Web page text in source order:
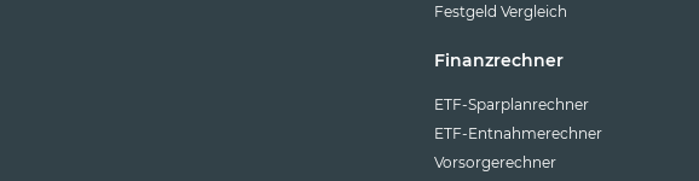
Festgeld Vergleich
Finanzrechner
ETF-Sparplanrechner
ETF-Entnahmerechner
Vorsorgerechner